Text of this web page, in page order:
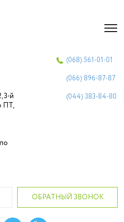
3-й
ПТ,
(068) 561-01-01
(066) 896-87-87
(044) 383-84-80